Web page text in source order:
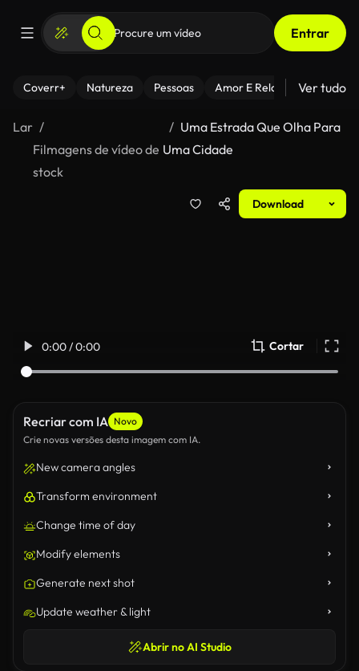
Entrar
Coverr+ Natureza Pessoas Amor E Relacionamentos
Ver tudo
Lar
Filmagens de vídeo de
stock
Uma Estrada Que Olha Para
Uma Cidade
Download
0:00 / 0:00 Cortar
Recriar com IA Novo
Crie novas versões desta imagem com IA.
New camera angles
Transform environment
Change time of day
Modify elements
Generate next shot
Update weather & light
Abrir no AI Studio